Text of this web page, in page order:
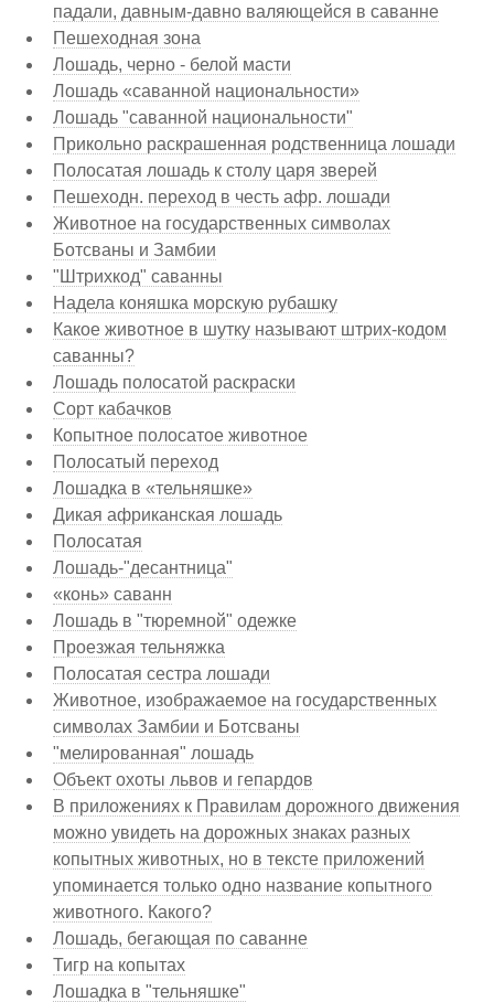
падали, давным-давно валяющейся в саванне
Пешеходная зона
Лошадь, черно - белой масти
Лошадь «саванной национальности»
Лошадь "саванной национальности"
Прикольно раскрашенная родственница лошади
Полосатая лошадь к столу царя зверей
Пешеходн. переход в честь афр. лошади
Животное на государственных символах
Ботсваны и Замбии
"Штрихкод" саванны
Надела коняшка морскую рубашку
Какое животное в шутку называют штрих-кодом
саванны?
Лошадь полосатой раскраски
Сорт кабачков
Копытное полосатое животное
Полосатый переход
Лошадка в «тельняшке»
Дикая африканская лошадь
Полосатая
Лошадь-"десантница"
«конь» саванн
Лошадь в "тюремной" одежке
Проезжая тельняжка
Полосатая сестра лошади
Животное, изображаемое на государственных
символах Замбии и Ботсваны
"мелированная" лошадь
Объект охоты львов и гепардов
В приложениях к Правилам дорожного движения
можно увидеть на дорожных знаках разных
копытных животных, но в тексте приложений
упоминается только одно название копытного
животного. Какого?
Лошадь, бегающая по саванне
Тигр на копытах
Лошадка в "тельняшке"